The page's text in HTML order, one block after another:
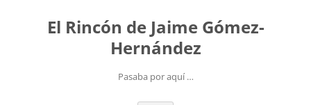
contenidoEl Rincón de Jaime Gómez-
Hernández
Pasaba por aquí …